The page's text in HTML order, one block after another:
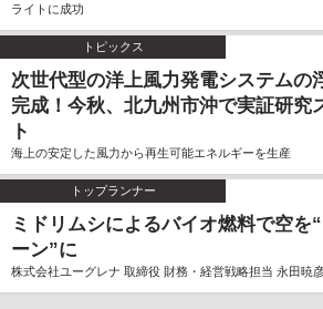
ライトに成功
トピックス
次世代型の洋上風力発電システムの
完成！今秋、北九州市沖で実証研究
ト
海上の安定した風力から再生可能エネルギーを生産
トップランナー
ミドリムシによるバイオ燃料で空を
ーン”に
株式会社ユーグレナ 取締役 財務・経営戦略担当 永田暁